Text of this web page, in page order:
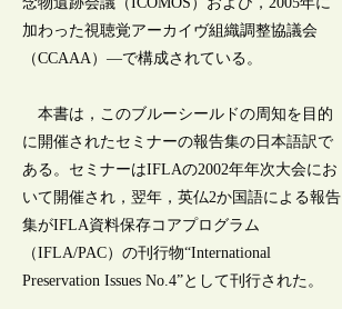
加わった視聴覚アーカイヴ組織調整協議会
（CCAAA）―で構成されている。
本書は，このブルーシールドの周知を目的
に開催されたセミナーの報告集の日本語訳で
ある。セミナーはIFLAの2002年年次大会にお
いて開催され，翌年，英仏2か国語による報告
集がIFLA資料保存コアプログラム
（IFLA/PAC）の刊行物“International
Preservation Issues No.4”として刊行された。